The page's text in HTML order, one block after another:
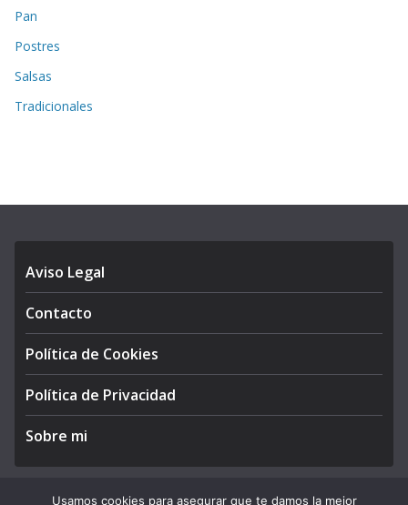
Pan
Postres
Salsas
Tradicionales
Aviso Legal
Contacto
Política de Cookies
Política de Privacidad
Sobre mi
Usamos cookies para asegurar que te damos la mejor